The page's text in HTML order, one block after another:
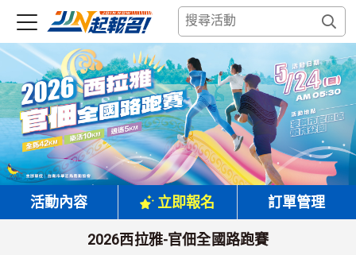
活動內容 立即報名 訂單管理
2026西拉雅-官佃全國路跑賽